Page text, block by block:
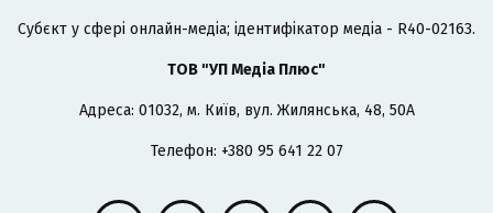
Cубєкт у сфері онлайн-медіа; ідентифікатор медіа - R40-02163.
ТОВ "УП Медіа Плюс"
Адреса: 01032, м. Київ, вул. Жилянська, 48, 50А
Телефон: +380 95 641 22 07